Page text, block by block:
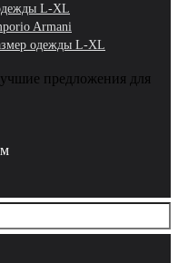
L-XL
Armani
одежды L-XL
предложения для